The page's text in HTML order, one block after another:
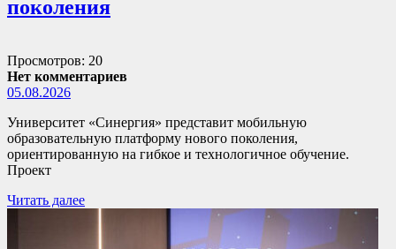
поколения
Просмотров: 20
Нет комментариев
05.08.2026
Университет «Синергия» представит мобильную
образовательную платформу нового поколения,
ориентированную на гибкое и технологичное обучение.
Проект
Читать далее